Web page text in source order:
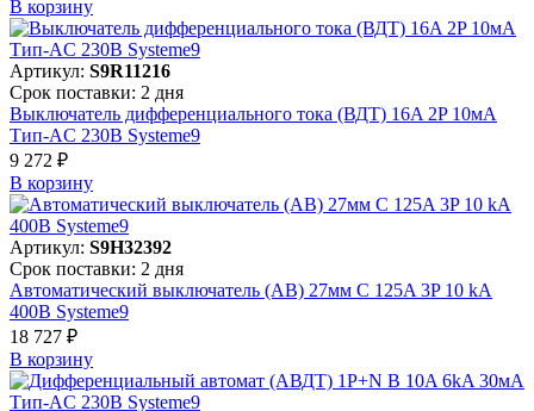
В корзинy
Артикул: S9R11216
Срок поставки: 2 дня
Выключатель дифференциального тока (ВДТ) 16A 2P 10мА
Тип-AC 230В Systeme9
9 272 ₽
В корзинy
Артикул: S9H32392
Срок поставки: 2 дня
Автоматический выключатель (АВ) 27мм C 125A 3P 10 kA
400В Systeme9
18 727 ₽
В корзинy